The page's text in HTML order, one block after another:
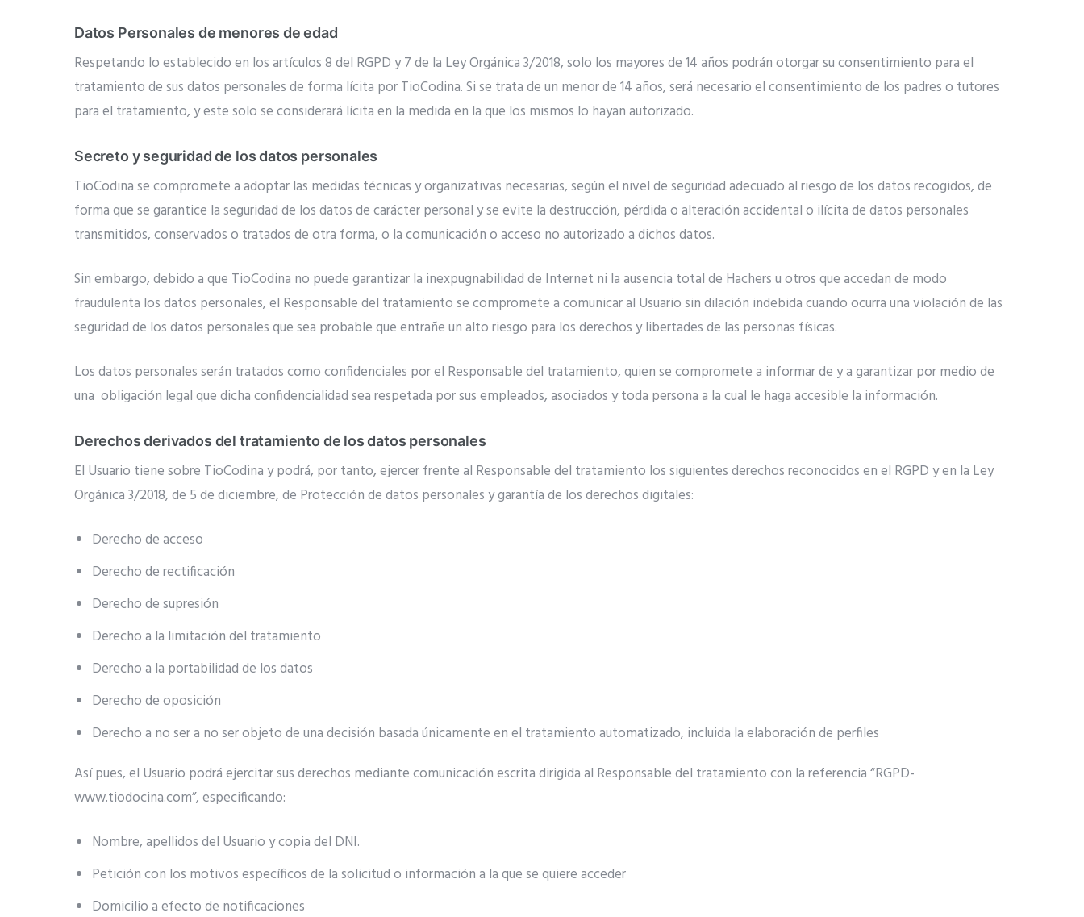
Datos Personales de menores de edad
Respetando lo establecido en los artículos 8 del RGPD y 7 de la Ley Orgánica 3/2018, solo los mayores de 14 años podrán otorgar su consentimiento para el
tratamiento de sus datos personales de forma lícita por TioCodina. Si se trata de un menor de 14 años, será necesario el consentimiento de los padres o tutores
para el tratamiento, y este solo se considerará lícita en la medida en la que los mismos lo hayan autorizado.
Secreto y seguridad de los datos personales
TioCodina se compromete a adoptar las medidas técnicas y organizativas necesarias, según el nivel de seguridad adecuado al riesgo de los datos recogidos, de
forma que se garantice la seguridad de los datos de carácter personal y se evite la destrucción, pérdida o alteración accidental o ilícita de datos personales
transmitidos, conservados o tratados de otra forma, o la comunicación o acceso no autorizado a dichos datos.
Sin embargo, debido a que TioCodina no puede garantizar la inexpugnabilidad de Internet ni la ausencia total de Hachers u otros que accedan de modo
fraudulenta los datos personales, el Responsable del tratamiento se compromete a comunicar al Usuario sin dilación indebida cuando ocurra una violación de las
seguridad de los datos personales que sea probable que entrañe un alto riesgo para los derechos y libertades de las personas físicas.
Los datos personales serán tratados como confidenciales por el Responsable del tratamiento, quien se compromete a informar de y a garantizar por medio de
una obligación legal que dicha confidencialidad sea respetada por sus empleados, asociados y toda persona a la cual le haga accesible la información.
Derechos derivados del tratamiento de los datos personales
El Usuario tiene sobre TioCodina y podrá, por tanto, ejercer frente al Responsable del tratamiento los siguientes derechos reconocidos en el RGPD y en la Ley
Orgánica 3/2018, de 5 de diciembre, de Protección de datos personales y garantía de los derechos digitales:
Derecho de acceso
Derecho de rectificación
Derecho de supresión
Derecho a la limitación del tratamiento
Derecho a la portabilidad de los datos
Derecho de oposición
Derecho a no ser a no ser objeto de una decisión basada únicamente en el tratamiento automatizado, incluida la elaboración de perfiles
Así pues, el Usuario podrá ejercitar sus derechos mediante comunicación escrita dirigida al Responsable del tratamiento con la referencia “RGPD-
www.tiodocina.com”, especificando:
Nombre, apellidos del Usuario y copia del DNI.
Petición con los motivos específicos de la solicitud o información a la que se quiere acceder
Domicilio a efecto de notificaciones